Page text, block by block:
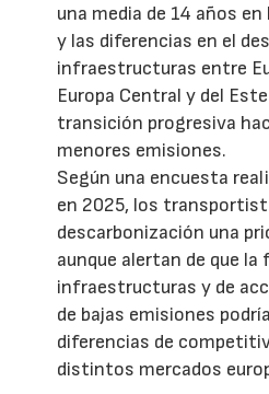
una media de 14 años
y las diferencias en el
infraestructuras entre
Europa Central y del
transición progresiva
menores emisiones.
Según una encuesta
en 2025, los
descarbonización una
aunque alertan de que la
infraestructuras y de
de bajas emisiones
diferencias de
distintos mercados